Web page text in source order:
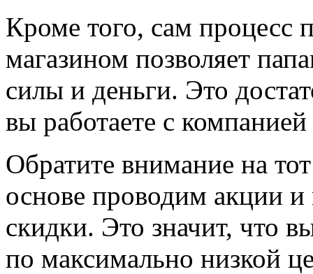
Кроме того, сам процесс
магазином позволяет
силы и деньги. Это
вы работаете с
Обратите внимание на
основе проводим акции и
скидки. Это значит, что
по максимально низкой